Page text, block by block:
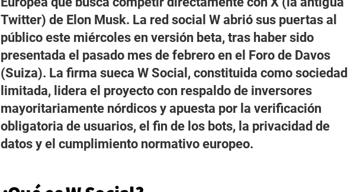
Twitter) de Elon Musk. La red social W abrió sus puertas al
público este miércoles en versión beta, tras haber sido
presentada el pasado mes de febrero en el Foro de Davos
(Suiza). La firma sueca W Social, constituida como sociedad
limitada, lidera el proyecto con respaldo de inversores
mayoritariamente nórdicos y apuesta por la verificación
obligatoria de usuarios, el fin de los bots, la privacidad de
datos y el cumplimiento normativo europeo.